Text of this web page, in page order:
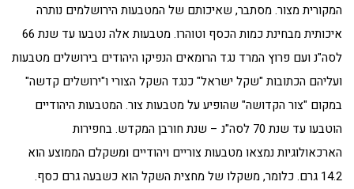
המקורית מצור. מסתבר, שאיכותם של המטבעות הירושלמים נותרה
איכותית מבחינת כמות הכסף וטוהרו. מטבעות אלה נטבעו עד שנת 66
לסה"נ ועם פרוץ המרד נגד הרומאים הנפיקו היהודים בירושלים מטבעות
ועליהם הכתובות "שקל ישראל" כנגד השקל הצורי ו"ירושלים קדשה"
במקום "צור הקדושה" שהופיע על מטבעות צור. המטבעות היהודיים
הוטבעו עד שנת 70 לסה"נ – שנת חורבן המקדש. בחפירות
הארכאולוגיות נמצאו מטבעות צוריים ויהודיים ומשקלם הממוצע הוא
14.2 גרם. כלומר, משקלו של מחצית השקל הוא כשבעה גרם כסף.